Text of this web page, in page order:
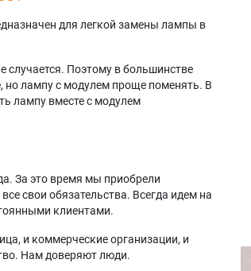
для легкой замены лампы в
случается. Поэтому в большинстве
но лампу с модулем проще поменять. В
лампу вместе с модулем
За это время мы приобрели
свои обязательства. Всегда идем на
клиентами.
и коммерческие организации, и
Нам доверяют люди.